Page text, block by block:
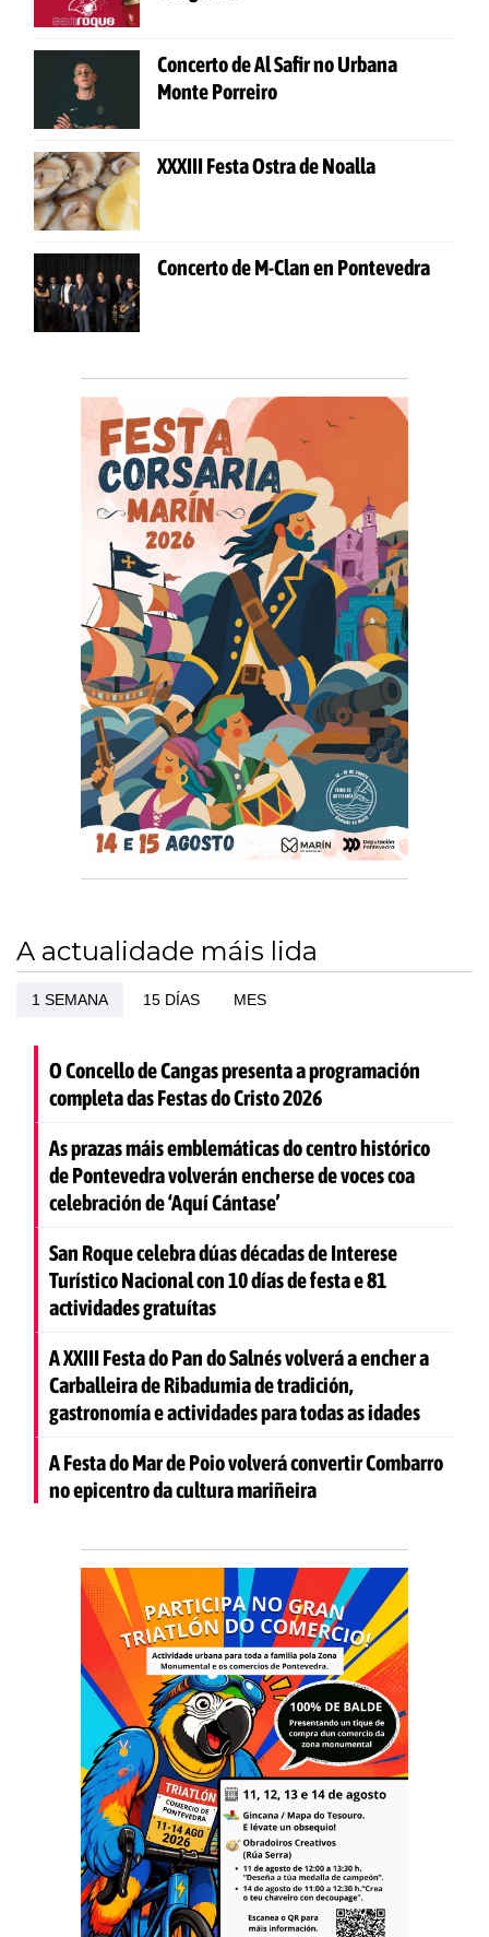
Concerto de Al Safir no Urbana
Monte Porreiro
XXXIII Festa Ostra de Noalla
Concerto de M-Clan en Pontevedra
A actualidade máis lida
1 SEMANA 15 DÍAS MES
O Concello de Cangas presenta a programación
completa das Festas do Cristo 2026
As prazas máis emblemáticas do centro histórico
de Pontevedra volverán encherse de voces coa
celebración de ‘Aquí Cántase’
San Roque celebra dúas décadas de Interese
Turístico Nacional con 10 días de festa e 81
actividades gratuítas
A XXIII Festa do Pan do Salnés volverá a encher a
Carballeira de Ribadumia de tradición,
gastronomía e actividades para todas as idades
A Festa do Mar de Poio volverá convertir Combarro
no epicentro da cultura mariñeira